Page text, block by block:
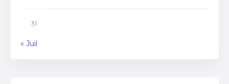
31
« Juil